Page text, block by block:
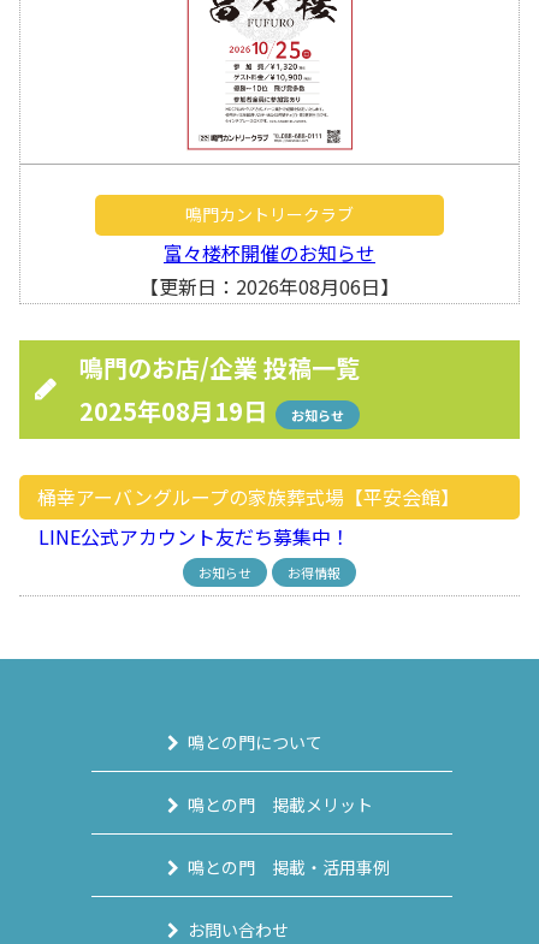
鳴門カントリークラブ
富々楼杯開催のお知らせ
【更新日：2026年08月06日】
鳴門のお店/企業 投稿一覧
2025年08月19日
お知らせ
桶幸アーバングループの家族葬式場【平安会館】
LINE公式アカウント友だち募集中！
お知らせ お得情報
鳴との門について
鳴との門 掲載メリット
鳴との門 掲載・活用事例
お問い合わせ